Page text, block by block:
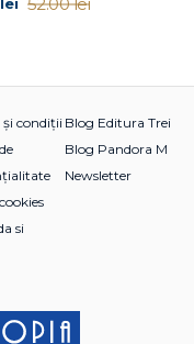
de lucruri bune)
și condiții
si
Blog Editura Trei
Blog Pandora M
Newsletter